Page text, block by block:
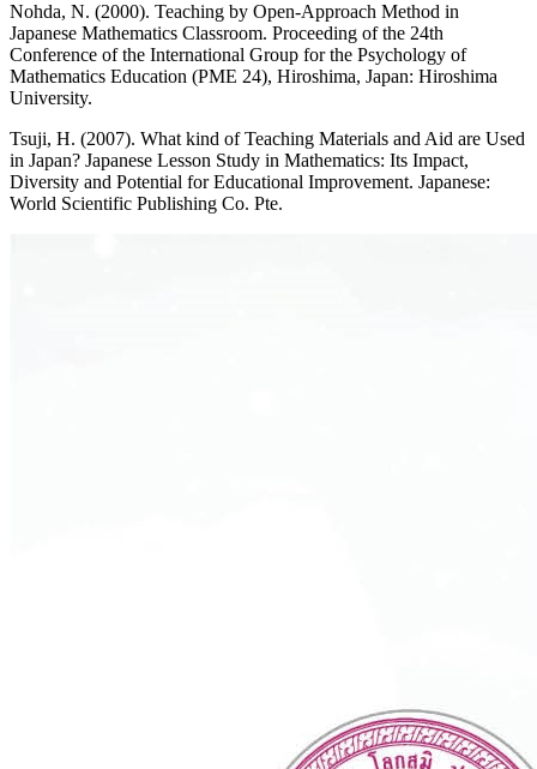
Nohda, N. (2000). Teaching by Open-Approach Method in
Japanese Mathematics Classroom. Proceeding of the 24th
Conference of the International Group for the Psychology of
Mathematics Education (PME 24), Hiroshima, Japan: Hiroshima
University.
Tsuji, H. (2007). What kind of Teaching Materials and Aid are Used
in Japan? Japanese Lesson Study in Mathematics: Its Impact,
Diversity and Potential for Educational Improvement. Japanese:
World Scientific Publishing Co. Pte.